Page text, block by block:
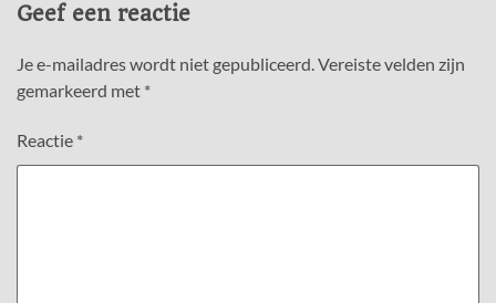
Geef een reactie
Je e-mailadres wordt niet gepubliceerd.Vereiste velden zijn
gemarkeerd met *
Reactie *